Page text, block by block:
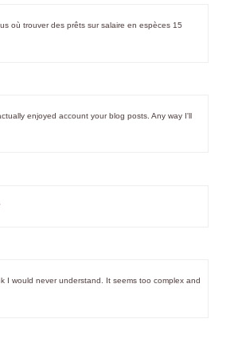
où trouver des prêts sur salaire en espèces 15
enjoyed account your blog posts. Any way I'll
I would never understand. It seems too complex and